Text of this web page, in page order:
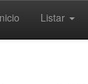
Listar